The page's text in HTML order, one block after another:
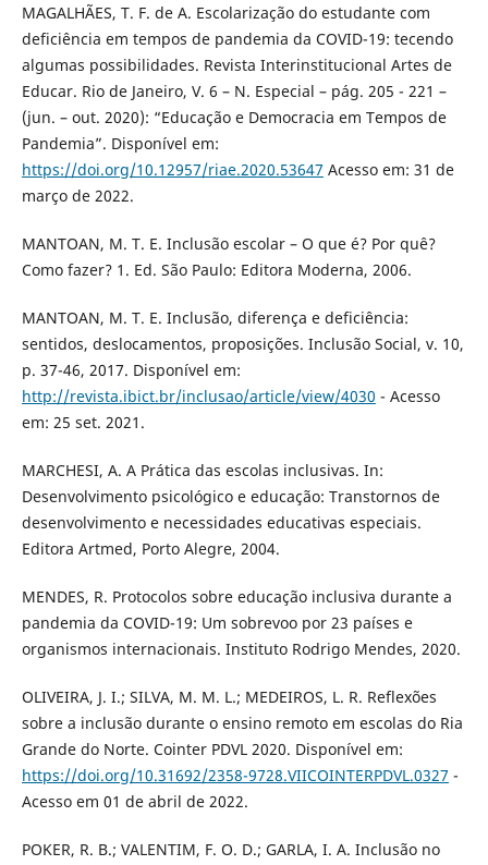
MAGALHÃES, T. F. de A. Escolarização do estudante com
deficiência em tempos de pandemia da COVID-19: tecendo
algumas possibilidades. Revista Interinstitucional Artes de
Educar. Rio de Janeiro, V. 6 – N. Especial – pág. 205 - 221 –
(jun. – out. 2020): “Educação e Democracia em Tempos de
Pandemia”. Disponível em:
https://doi.org/10.12957/riae.2020.53647 Acesso em: 31 de
março de 2022.
MANTOAN, M. T. E. Inclusão escolar – O que é? Por quê?
Como fazer? 1. Ed. São Paulo: Editora Moderna, 2006.
MANTOAN, M. T. E. Inclusão, diferença e deficiência:
sentidos, deslocamentos, proposições. Inclusão Social, v. 10,
p. 37-46, 2017. Disponível em:
http://revista.ibict.br/inclusao/article/view/4030 - Acesso
em: 25 set. 2021.
MARCHESI, A. A Prática das escolas inclusivas. In:
Desenvolvimento psicológico e educação: Transtornos de
desenvolvimento e necessidades educativas especiais.
Editora Artmed, Porto Alegre, 2004.
MENDES, R. Protocolos sobre educação inclusiva durante a
pandemia da COVID-19: Um sobrevoo por 23 países e
organismos internacionais. Instituto Rodrigo Mendes, 2020.
OLIVEIRA, J. I.; SILVA, M. M. L.; MEDEIROS, L. R. Reflexões
sobre a inclusão durante o ensino remoto em escolas do Ria
Grande do Norte. Cointer PDVL 2020. Disponível em:
https://doi.org/10.31692/2358-9728.VIICOINTERPDVL.0327 -
Acesso em 01 de abril de 2022.
POKER, R. B.; VALENTIM, F. O. D.; GARLA, I. A. Inclusão no